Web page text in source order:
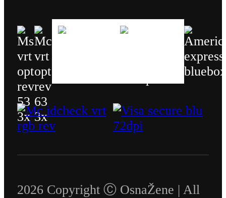
2026 Copyright Ⓒ OsnaŽene | All